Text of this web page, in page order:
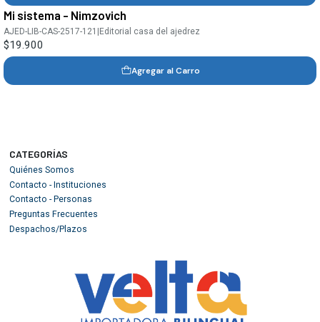
Mi sistema - Nimzovich
AJED-LIB-CAS-2517-121 |Editorial casa del ajedrez
$19.900
Agregar al Carro
CATEGORÍAS
Quiénes Somos
Contacto - Instituciones
Contacto - Personas
Preguntas Frecuentes
Despachos/Plazos